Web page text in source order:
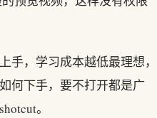
，学习成本越低最理想，
何下手，要不打开都是广
。